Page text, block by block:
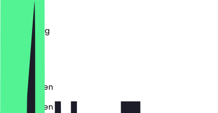
Dienstag
Mittwoch
Donnerstag
Freitag
Samstag
Sonntag
Geschlossen
Geschlossen